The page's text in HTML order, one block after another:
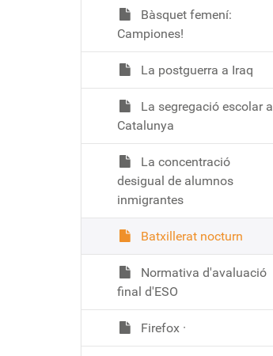
Bàsquet femení:
Campiones!
La postguerra a Iraq
La segregació escolar a
Catalunya
La concentració
desigual de alumnos
inmigrantes
Batxillerat nocturn
Normativa d'avaluació
final d'ESO
Firefox ·